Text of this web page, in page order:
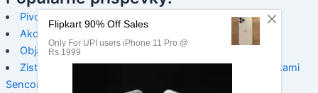
Pivo a hypertenzia
Ako pripraviť vianočný punč
Objavte autentickú Frankovku Modrú
Zistite viac o presnosti a hygiene s náhradnými trubičkami
Sencor SCA BA02